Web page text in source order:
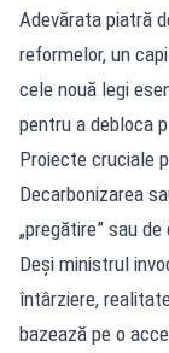
Adevărata piatră
reformelor, un
cele nouă legi
pentru a debloca
Proiecte cruciale
Decarbonizarea
„pregătire” sau
Deși ministrul
întârziere,
bazează pe o